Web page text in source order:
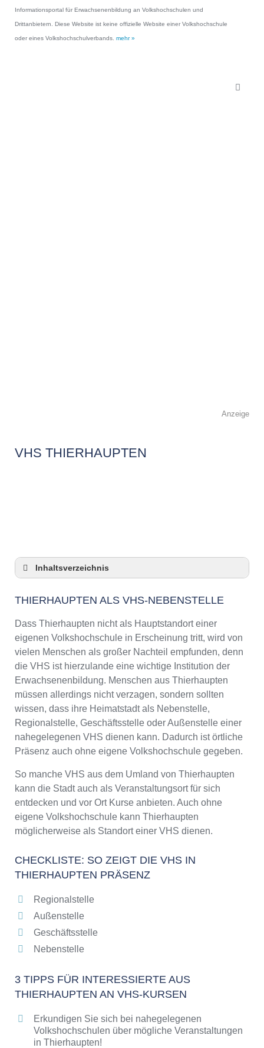
Informationsportal für Erwachsenenbildung an Volkshochschulen und
Drittanbietern. Diese Website ist keine offizielle Website einer Volkshochschule
oder eines Volkshochschulverbands. mehr »
Anzeige
VHS THIERHAUPTEN
Inhaltsverzeichnis
Checkliste: So zeigt die VHS in Thierhaupten
3 Tipps für Interessierte aus Thierhaupten an
VHS-Kursen
VHS Thierhaupten Kurse und Umgebung
VHS Thierhaupten – Öffnungszeiten und
Telefonnummer
Online-Kurse – Alternative Angebote zu einem
Kurs an der VHS
Top-Kurse an der Abendschule Thierhaupten
Weiterbildung in Thierhaupten
THIERHAUPTEN ALS VHS-NEBENSTELLE
Dass Thierhaupten nicht als Hauptstandort einer
eigenen Volkshochschule in Erscheinung tritt, wird von
vielen Menschen als großer Nachteil empfunden, denn
die VHS ist hierzulande eine wichtige Institution der
Erwachsenenbildung. Menschen aus Thierhaupten
müssen allerdings nicht verzagen, sondern sollten
wissen, dass ihre Heimatstadt als Nebenstelle,
Regionalstelle, Geschäftsstelle oder Außenstelle einer
nahegelegenen VHS dienen kann. Dadurch ist örtliche
Präsenz auch ohne eigene Volkshochschule gegeben.
So manche VHS aus dem Umland von Thierhaupten
kann die Stadt auch als Veranstaltungsort für sich
entdecken und vor Ort Kurse anbieten. Auch ohne
eigene Volkshochschule kann Thierhaupten
möglicherweise als Standort einer VHS dienen.
CHECKLISTE: SO ZEIGT DIE VHS IN
THIERHAUPTEN PRÄSENZ
Regionalstelle
Außenstelle
Geschäftsstelle
Nebenstelle
3 TIPPS FÜR INTERESSIERTE AUS
THIERHAUPTEN AN VHS-KURSEN
Erkundigen Sie sich bei nahegelegenen
Volkshochschulen über mögliche Veranstaltungen
in Thierhaupten!